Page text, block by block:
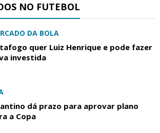
NO FUTEBOL
DA BOLA
quer Luiz Henrique e pode fazer
investida
dá prazo para aprovar plano
a Copa